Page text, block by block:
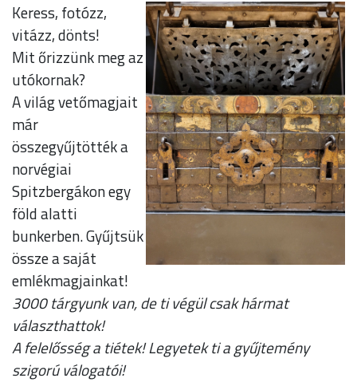
Keress, fotózz,
vitázz, dönts!
Mit őrizzünk meg az
utókornak?
A világ vetőmagjait
már
összegyűjtötték a
norvégiai
Spitzbergákon egy
föld alatti
bunkerben. Gyűjtsük
össze a saját
emlékmagjainkat!
3000 tárgyunk van, de ti végül csak hármat
választhattok!
A felelősség a tiétek! Legyetek ti a gyűjtemény
szigorú válogatói!